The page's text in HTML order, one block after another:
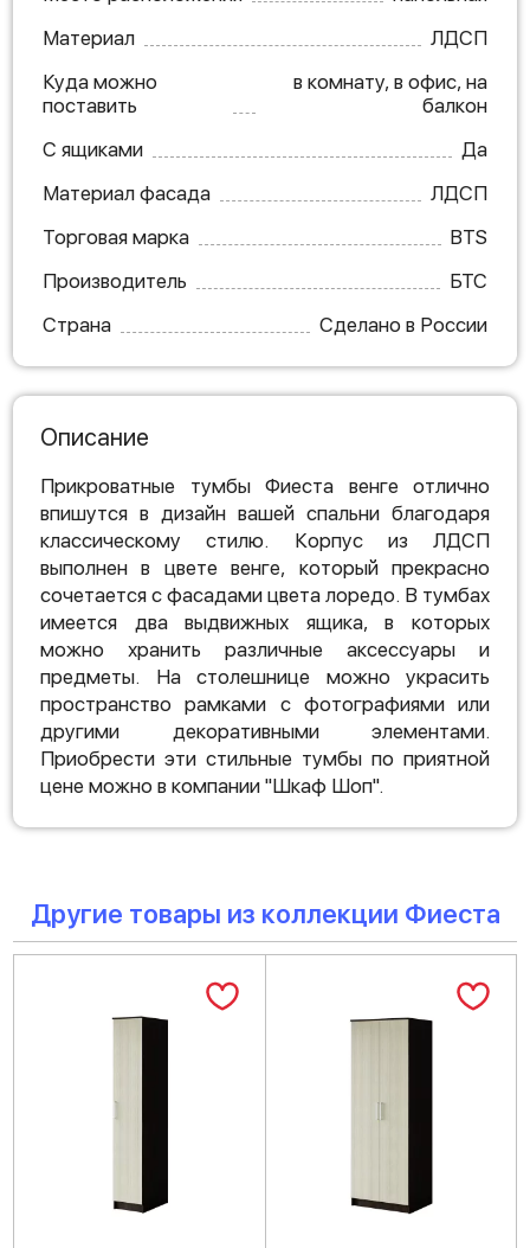
Материал
ЛДСП
Куда можно
поставить
в комнату, в офис, на
балкон
С ящиками
Да
Материал фасада
ЛДСП
Торговая марка
BTS
Производитель
БТС
Страна
Сделано в России
Описание
Прикроватные тумбы Фиеста венге отлично
впишутся в дизайн вашей спальни благодаря
классическому стилю. Корпус из ЛДСП
выполнен в цвете венге, который прекрасно
сочетается с фасадами цвета лоредо. В тумбах
имеется два выдвижных ящика, в которых
можно хранить различные аксессуары и
предметы. На столешнице можно украсить
пространство рамками с фотографиями или
другими декоративными элементами.
Приобрести эти стильные тумбы по приятной
цене можно в компании "Шкаф Шоп".
Другие товары из коллекции Фиеста